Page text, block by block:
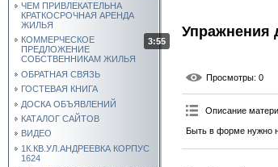
ЧЕМ ПРИВЛЕКАТЕЛЬНА
КРАТКОСРОЧНАЯ АРЕНДА
ЖИЛЬЯ
КОММЕРЧЕСКОЕ
ПРЕДЛОЖЕНИЕ
СОБСТВЕННИКАМ ЖИЛЬЯ
ОБРАТНАЯ СВЯЗЬ
ГОСТЕВАЯ КНИГА
ДОСКА ОБЪЯВЛЕНИЙ
КАТАЛОГ САЙТОВ
ВИДЕО
1К.КВ.УЛ.АНДРЕЕВКА КОРПУС
1624
Упражнения
3:55
Просмотры: 0
Описание
Быть в форме нужно